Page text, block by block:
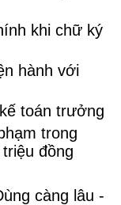
khi chữ ký
hành với
toán trưởng
trong
đồng
càng lâu -